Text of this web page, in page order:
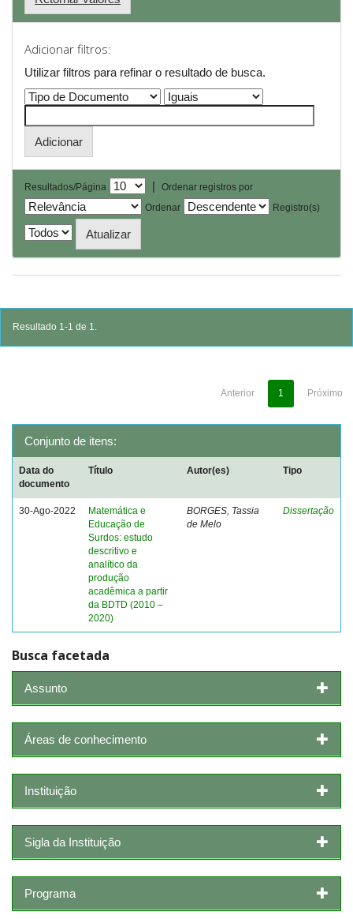
Adicionar filtros:
Utilizar filtros para refinar o resultado de busca.
Resultados/Página |
Ordenar registros por
Ordenar
Registro(s)
Resultado 1-1 de 1.
Anterior 1 Próximo
Conjunto de itens:
Data do
documento
Título Autor(es) Tipo
30-Ago-2022
Matemática e
Educação de
Surdos: estudo
descritivo e
analítico da
produção
acadêmica a partir
da BDTD (2010 –
2020)
BORGES, Tassia
de Melo
Dissertação
Busca facetada
Assunto
Áreas de conhecimento
Instituição
Sigla da Instituição
Programa